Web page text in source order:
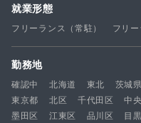
就業形態
フリーランス（常駐） フリー
勤務地
確認中 北海道 東北 茨城県
東京都
北区 千代田区 中
墨田区
江東区 品川区 目